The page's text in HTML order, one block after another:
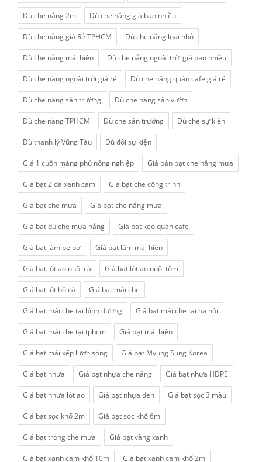
Dù che nắng 2m Dù che nắng giá bao nhiều
Dù che nắng giá Rẻ TPHCM Dù che nắng loại nhỏ
Dù che nắng mái hiên Dù che nắng ngoài trời giá bao nhiều
Dù che nắng ngoài trời giá rẻ Dù che nắng quán cafe giá rẻ
Dù che nắng sân trường Dù che nắng sân vườn
Dù che nắng TPHCM Dù che sân trường Dù che sự kiện
Dù thanh lý Vũng Tàu Dù đôi sự kiện
Giá 1 cuộn màng phủ nông nghiệp Giá bán bạt che nắng mưa
Giá bạt 2 da xanh cam Giá bạt che công trình
Giá bạt che mưa Giá bạt che nắng mưa
Giá bạt dù che mưa nắng Giá bạt kéo quán cafe
Giá bạt làm be bơi Giá bạt làm mái hiên
Giá bạt lót ao nuôi cá Giá bạt lót ao nuôi tôm
Giá bạt lót hồ cá Giá bạt mái che
Giá bạt mái che tại bình dương Giá bạt mái che tại hà nội
Giá bạt mái che tại tphcm Giá bạt mái hiên
Giá bạt mái xếp lượn sóng Giá bạt Myung Sung Korea
Giá bạt nhựa Giá bạt nhựa che nắng Giá bạt nhựa HDPE
Giá bạt nhựa lót ao Giá bạt nhựa đen Giá bạt sọc 3 màu
Giá bạt sọc khổ 2m Giá bạt sọc khổ 6m
Giá bạt trong che mưa Giá bạt vàng xanh
Giá bạt xanh cam khổ 10m Giá bạt xanh cam khổ 2m